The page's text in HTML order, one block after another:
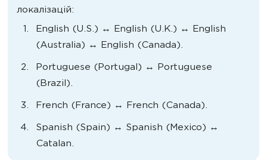
локалізацій:
English (U.S.) ↔︎ English (U.K.) ↔︎ English
(Australia) ↔︎ English (Canada).
Portuguese (Portugal) ↔︎ Portuguese
(Brazil).
French (France) ↔︎ French (Canada).
Spanish (Spain) ↔︎ Spanish (Mexico) ↔︎
Catalan.